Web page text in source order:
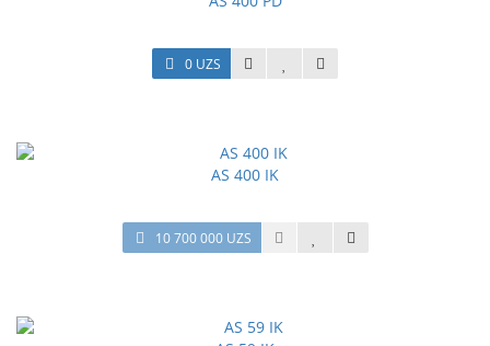
0 UZS
AS 400 IK
10 700 000 UZS